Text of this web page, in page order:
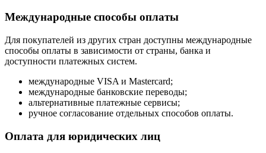
Международные способы оплаты
Для покупателей из других стран доступны международные
способы оплаты в зависимости от страны, банка и
доступности платежных систем.
международные VISA и Mastercard;
международные банковские переводы;
альтернативные платежные сервисы;
ручное согласование отдельных способов оплаты.
Оплата для юридических лиц